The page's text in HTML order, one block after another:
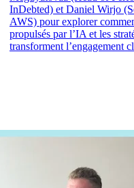
InDebted) et Daniel Wirjo
AWS) pour explorer
propulsés par l’IA et les
transforment l’engagement